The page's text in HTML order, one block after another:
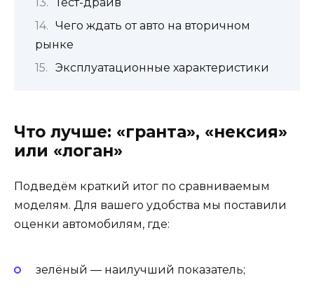
Чего ждать от авто на вторичном
рынке
Эксплуатационные характеристики
Что лучше: «гранта», «нексия»
или «логан»
Подведём краткий итог по сравниваемым
моделям. Для вашего удобства мы поставили
оценки автомобилям, где:
зелёный — наилучший показатель;